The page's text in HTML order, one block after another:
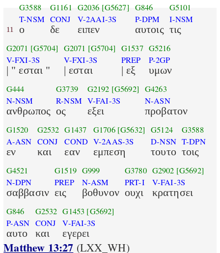
11
G3588
T-NSM
ο
G1161
CONJ
δε
G2036 [G5627]
V-2AAI-3S
ειπεν
G846
P-DPM
αυτοις
G5101
I-NSM
τις
G2071 [G5704]
V-FXI-3S
| " εσται "
G2071 [G5704]
V-FXI-3S
| εσται
G1537
PREP
| εξ
G5216
P-2GP
υμων
G444
N-NSM
ανθρωπος
G3739
R-NSM
ος
G2192 [G5692]
V-FAI-3S
εξει
G4263
N-ASN
προβατον
G1520
A-ASN
εν
G2532
CONJ
και
G1437
COND
εαν
G1706 [G5632]
V-2AAS-3S
εμπεση
G5124
D-NSN
τουτο
G3588
T-DPN
τοις
G4521
N-DPN
σαββασιν
G1519
PREP
εις
G999
N-ASM
βοθυνον
G3780
PRT-I
ουχι
G2902 [G5692]
V-FAI-3S
κρατησει
G846
P-ASN
αυτο
G2532
CONJ
και
G1453 [G5692]
V-FAI-3S
εγερει
Matthew 13:27 (LXX_WH)